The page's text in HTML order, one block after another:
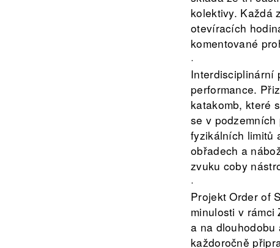
kolektivy. Každá
otevíracích
komentované
·
Interdisciplinární
performance.
katakomb, které
se v
fyzikálních limitů
obřadech a
zvuku coby
·
Projekt Order of
minulosti v rámci
a na dlouhodobu
každoročně